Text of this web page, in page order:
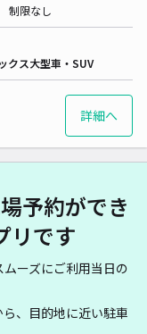
制限なし
クス大型車・SUV
詳細へ
予約ができ
リです
ーズにご利用当日の
、目的地に近い駐車